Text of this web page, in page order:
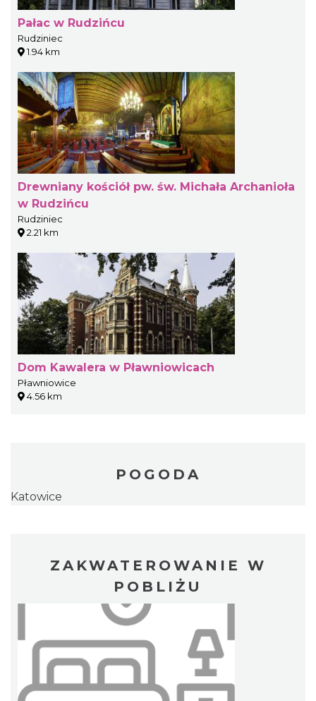
Pałac w Rudzińcu
Rudziniec
1.94 km
Drewniany kościół pw. św. Michała Archanioła
w Rudzińcu
Rudziniec
2.21 km
Dom Kawalera w Pławniowicach
Pławniowice
4.56 km
POGODA
Katowice
ZAKWATEROWANIE W
POBLIŻU